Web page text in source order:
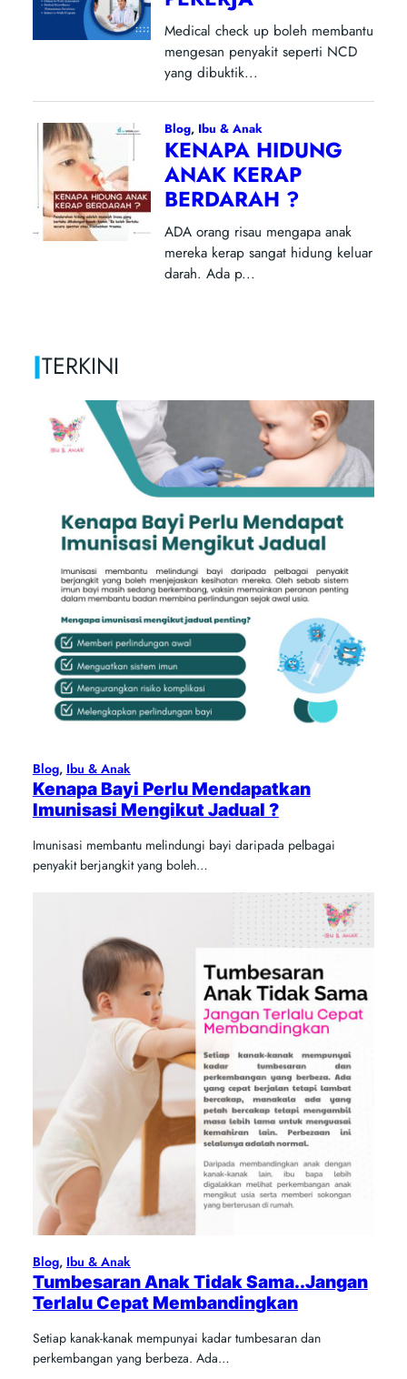
|TERKINI
Blog, Ibu & Anak
Kenapa Bayi Perlu Mendapatkan
Imunisasi Mengikut Jadual ?
Imunisasi membantu melindungi bayi daripada pelbagai
penyakit berjangkit yang boleh…
Blog, Ibu & Anak
Tumbesaran Anak Tidak Sama..Jangan
Terlalu Cepat Membandingkan
Setiap kanak-kanak mempunyai kadar tumbesaran dan
perkembangan yang berbeza. Ada…